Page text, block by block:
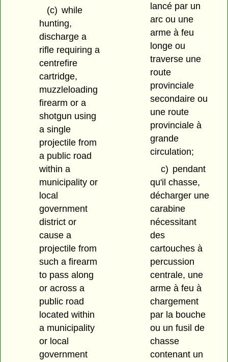
(c) while
hunting,
discharge a
rifle requiring a
centrefire
cartridge,
muzzleloading
firearm or a
shotgun using
a single
projectile from
a public road
within a
municipality or
local
government
district or
cause a
projectile from
such a firearm
to pass along
or across a
public road
located within
a municipality
or local
government
lancé par un
arc ou une
arme à feu
longe ou
traverse une
route
provinciale
secondaire ou
une route
provinciale à
grande
circulation;
c) pendant
qu'il chasse,
décharger une
carabine
nécessitant
des
cartouches à
percussion
centrale, une
arme à feu à
chargement
par la bouche
ou un fusil de
chasse
contenant un